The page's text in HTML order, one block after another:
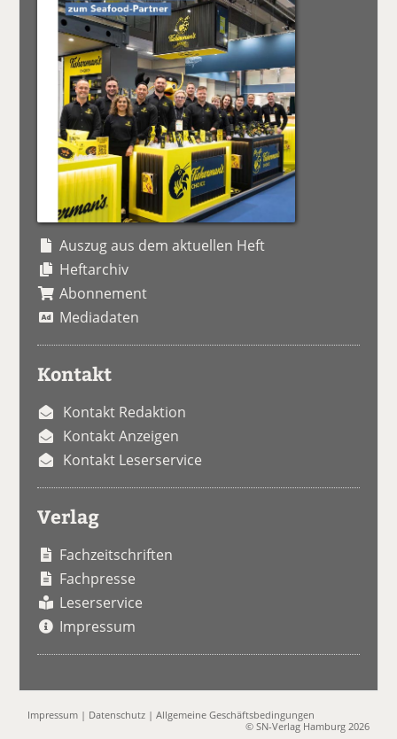
Auszug aus dem aktuellen Heft
Heftarchiv
Abonnement
Mediadaten
Kontakt
Kontakt Redaktion
Kontakt Anzeigen
Kontakt Leserservice
Verlag
Fachzeitschriften
Fachpresse
Leserservice
Impressum
Impressum | Datenschutz |Allgemeine Geschäftsbedingungen
© SN-Verlag Hamburg 2026